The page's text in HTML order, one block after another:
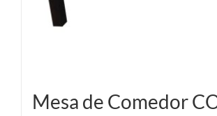
Mesa de Comedor